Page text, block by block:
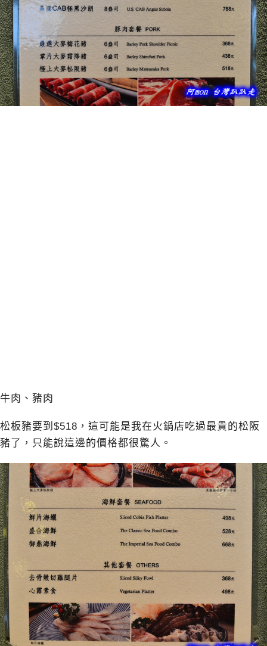
牛肉、豬肉
松板豬要到$518，這可能是我在火鍋店吃過最貴的松阪
豬了，只能說這邊的價格都很驚人。